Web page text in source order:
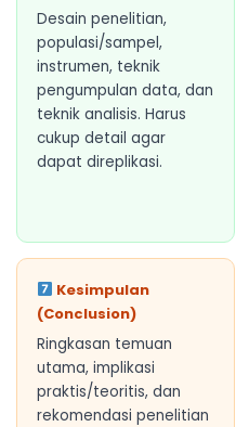
Desain penelitian,
populasi/sampel,
instrumen, teknik
pengumpulan data, dan
teknik analisis. Harus
cukup detail agar
dapat direplikasi.
Kesimpulan
(Conclusion)
Ringkasan temuan
utama, implikasi
praktis/teoritis, dan
rekomendasi penelitian